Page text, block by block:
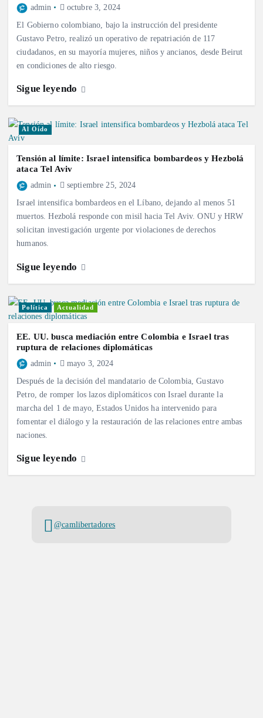
admin octubre 3, 2024
El Gobierno colombiano, bajo la instrucción del presidente
Gustavo Petro, realizó un operativo de repatriación de 117
ciudadanos, en su mayoría mujeres, niños y ancianos, desde Beirut
en condiciones de alto riesgo.
Sigue leyendo
Al Oído
Tensión al límite: Israel intensifica bombardeos y Hezbolá
ataca Tel Aviv
admin septiembre 25, 2024
Israel intensifica bombardeos en el Líbano, dejando al menos 51
muertos. Hezbolá responde con misil hacia Tel Aviv. ONU y HRW
solicitan investigación urgente por violaciones de derechos
humanos.
Sigue leyendo
Política Actualidad
EE. UU. busca mediación entre Colombia e Israel tras
ruptura de relaciones diplomáticas
admin mayo 3, 2024
Después de la decisión del mandatario de Colombia, Gustavo
Petro, de romper los lazos diplomáticos con Israel durante la
marcha del 1 de mayo, Estados Unidos ha intervenido para
fomentar el diálogo y la restauración de las relaciones entre ambas
naciones.
Sigue leyendo
@camlibertadores